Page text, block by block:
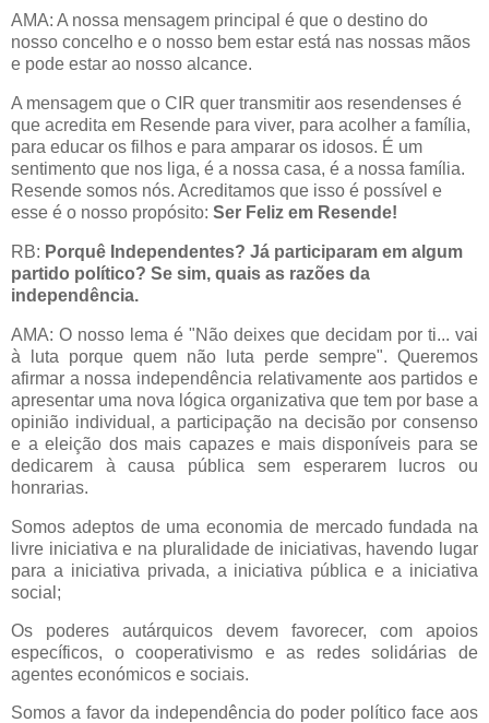
AMA: A nossa mensagem principal é que o destino do
nosso concelho e o nosso bem estar está nas nossas mãos
e pode estar ao nosso alcance.
A mensagem que o CIR quer transmitir aos resendenses é
que acredita em Resende para viver, para acolher a família,
para educar os filhos e para amparar os idosos. É um
sentimento que nos liga, é a nossa casa, é a nossa família.
Resende somos nós. Acreditamos que isso é possível e
esse é o nosso propósito: Ser Feliz em Resende!
RB: Porquê Independentes? Já participaram em algum
partido político? Se sim, quais as razões da
independência.
AMA: O nosso lema é "Não deixes que decidam por ti... vai
à luta porque quem não luta perde sempre". Queremos
afirmar a nossa independência relativamente aos partidos e
apresentar uma nova lógica organizativa que tem por base a
opinião individual, a participação na decisão por consenso
e a eleição dos mais capazes e mais disponíveis para se
dedicarem à causa pública sem esperarem lucros ou
honrarias.
Somos adeptos de uma economia de mercado fundada na
livre iniciativa e na pluralidade de iniciativas, havendo lugar
para a iniciativa privada, a iniciativa pública e a iniciativa
social;
Os poderes autárquicos devem favorecer, com apoios
específicos, o cooperativismo e as redes solidárias de
agentes económicos e sociais.
Somos a favor da independência do poder político face aos